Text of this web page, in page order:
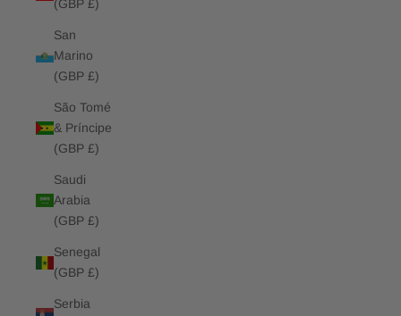
(GBP £)
San
Marino
(GBP £)
São Tomé
& Príncipe
(GBP £)
Saudi
Arabia
(GBP £)
Senegal
(GBP £)
Serbia